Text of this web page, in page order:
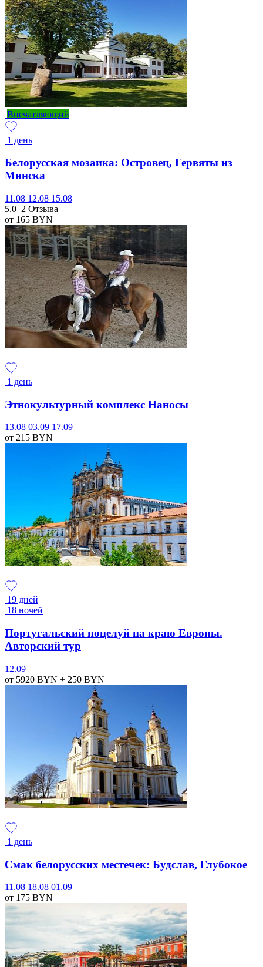
Впечатляющий
1 день
Белорусская мозаика: Островец, Гервяты из
Минска
11.08 12.08 15.08
5.0 2 Отзыва
от 165 BYN
1 день
Этнокультурный комплекс Наносы
13.08 03.09 17.09
от 215 BYN
19 дней
18 ночей
Португальский поцелуй на краю Европы.
Авторский тур
12.09
от 5920 BYN + 250 BYN
1 день
Смак белорусских местечек: Будслав, Глубокое
11.08 18.08 01.09
от 175 BYN